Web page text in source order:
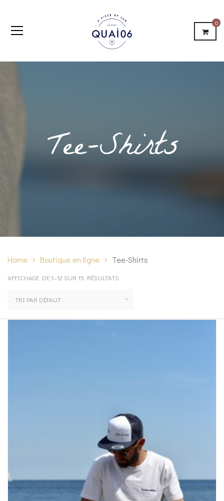
0
Tee-Shirts
Home Boutique en ligne Tee-Shirts
AFFICHAGE DE 1–12 SUR 15 RÉSULTATS